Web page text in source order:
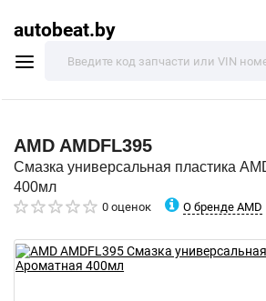
autobeat.by
AMD AMDFL395
Смазка универсальная пластика
400мл
0 оценок О бренде AMD